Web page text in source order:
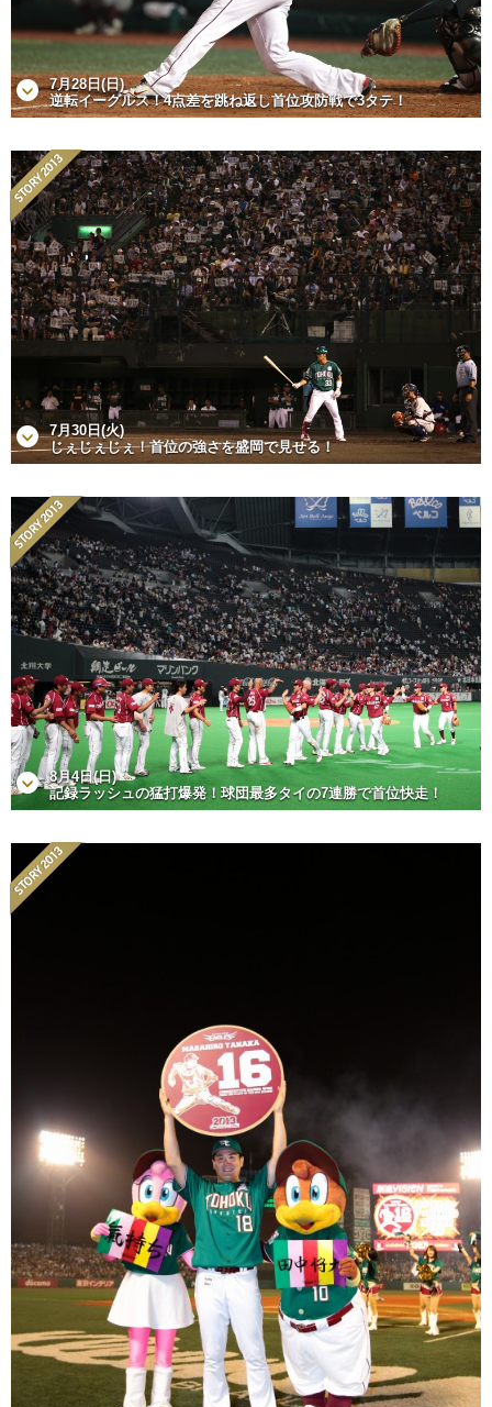
7月28日(日)
逆転イーグルス！4点差を跳ね返し首位攻防戦で3タテ！
7月30日(火)
じぇじぇじぇ！首位の強さを盛岡で見せる！
8月4日(日)
記録ラッシュの猛打爆発！球団最多タイの7連勝で首位快走！